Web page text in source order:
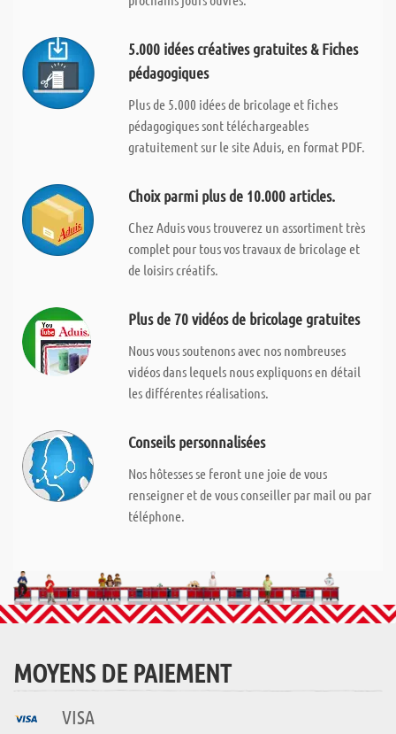
5.000 idées créatives gratuites & Fiches
pédagogiques
Plus de 5.000 idées de bricolage et fiches
pédagogiques sont téléchargeables
gratuitement sur le site Aduis, en format PDF.
Choix parmi plus de 10.000 articles.
Chez Aduis vous trouverez un assortiment très
complet pour tous vos travaux de bricolage et
de loisirs créatifs.
Plus de 70 vidéos de bricolage gratuites
Nous vous soutenons avec nos nombreuses
vidéos dans lequels nous expliquons en détail
les différentes réalisations.
Conseils personnalisées
Nos hôtesses se feront une joie de vous
renseigner et de vous conseiller par mail ou par
téléphone.
MOYENS DE PAIEMENT
VISA